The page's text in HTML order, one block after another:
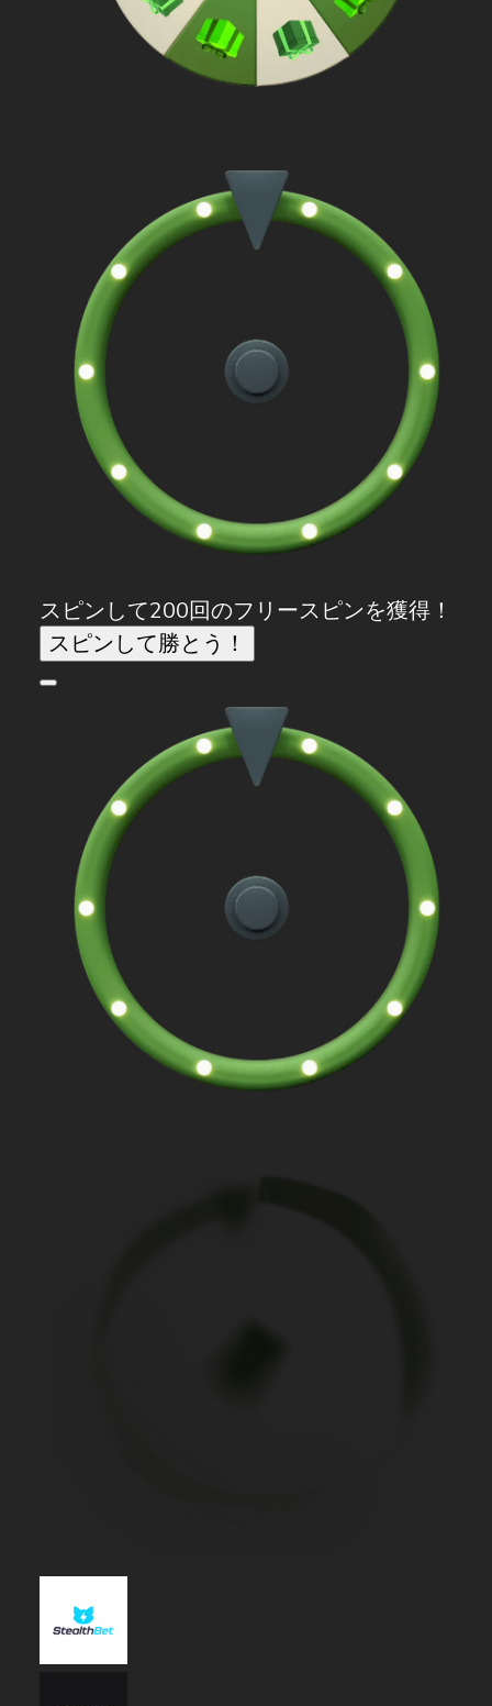
スピンして200回のフリースピンを獲得！
スピンして勝とう！